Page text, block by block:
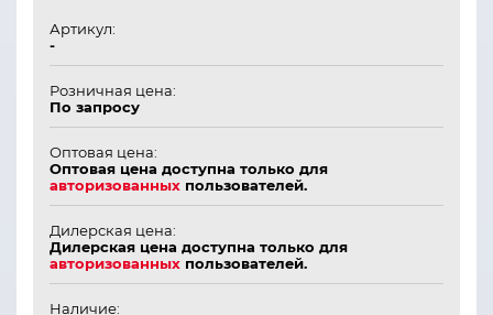
Артикул:
-
Розничная цена:
По запросу
Оптовая цена:
Оптовая цена доступна только для
авторизованных пользователей.
Дилерская цена:
Дилерская цена доступна только для
авторизованных пользователей.
Наличие: